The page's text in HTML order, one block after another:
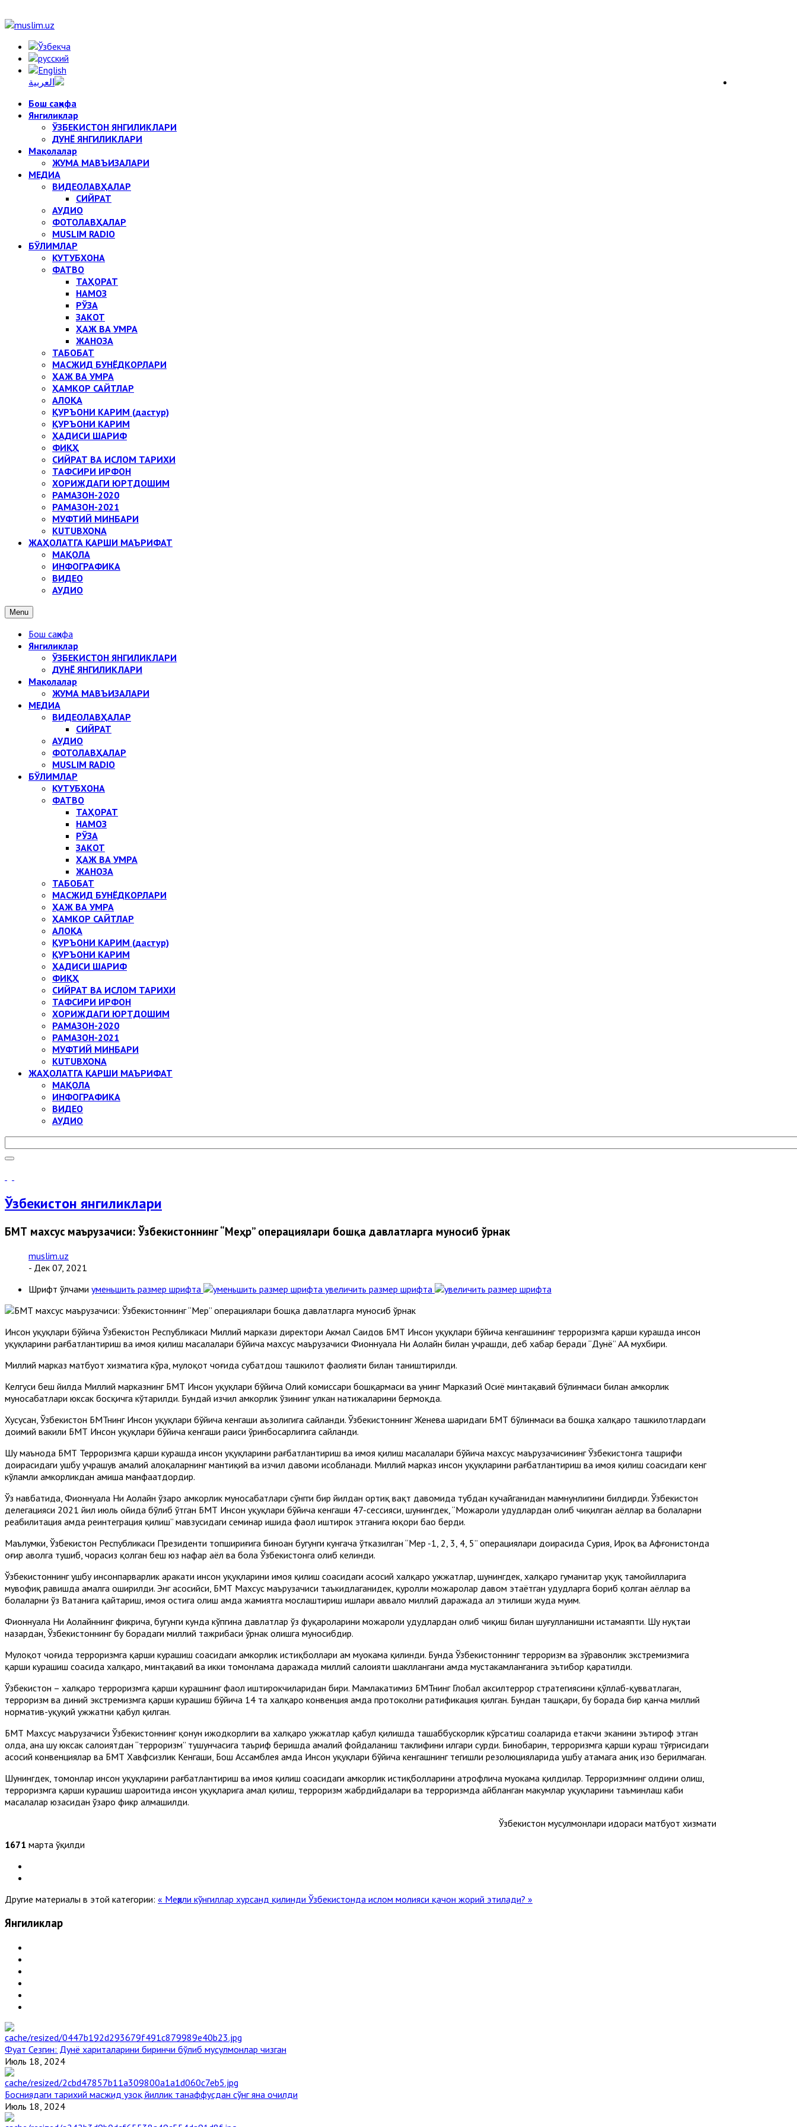
Бош саҳифа
Янгиликлар
ЎЗБЕКИСТОН ЯНГИЛИКЛАРИ
ДУНЁ ЯНГИЛИКЛАРИ
Мақолалар
ЖУМА МАВЪИЗАЛАРИ
МЕДИА
ВИДЕОЛАВҲАЛАР
СИЙРАТ
АУДИО
ФОТОЛАВҲАЛАР
MUSLIM RADIO
БЎЛИМЛАР
КУТУБХОНА
ФАТВО
ТАҲОРАТ
НАМОЗ
РЎЗА
ЗАКОТ
ҲАЖ ВА УМРА
ЖАНОЗА
ТАБОБАТ
МАСЖИД БУНЁДКОРЛАРИ
ҲАЖ ВА УМРА
ҲАМКОР САЙТЛАР
АЛОҚА
ҚУРЪОНИ КАРИМ (дастур)
ҚУРЪОНИ КАРИМ
ҲАДИСИ ШАРИФ
ФИҚҲ
СИЙРАТ ВА ИСЛОМ ТАРИХИ
ТАФСИРИ ИРФОН
ХОРИЖДАГИ ЮРТДОШИМ
РАМАЗОН-2020
РАМАЗОН-2021
МУФТИЙ МИНБАРИ
KUTUBXONA
ЖАҲОЛАТГА ҚАРШИ МАЪРИФАТ
МАҚОЛА
ИНФОГРАФИКА
ВИДЕО
АУДИО
Menu
Бош саҳифа
Янгиликлар
ЎЗБЕКИСТОН ЯНГИЛИКЛАРИ
ДУНЁ ЯНГИЛИКЛАРИ
Мақолалар
ЖУМА МАВЪИЗАЛАРИ
МЕДИА
ВИДЕОЛАВҲАЛАР
СИЙРАТ
АУДИО
ФОТОЛАВҲАЛАР
MUSLIM RADIO
БЎЛИМЛАР
КУТУБХОНА
ФАТВО
ТАҲОРАТ
НАМОЗ
РЎЗА
ЗАКОТ
ҲАЖ ВА УМРА
ЖАНОЗА
ТАБОБАТ
МАСЖИД БУНЁДКОРЛАРИ
ҲАЖ ВА УМРА
ҲАМКОР САЙТЛАР
АЛОҚА
ҚУРЪОНИ КАРИМ (дастур)
ҚУРЪОНИ КАРИМ
ҲАДИСИ ШАРИФ
ФИҚҲ
СИЙРАТ ВА ИСЛОМ ТАРИХИ
ТАФСИРИ ИРФОН
ХОРИЖДАГИ ЮРТДОШИМ
РАМАЗОН-2020
РАМАЗОН-2021
МУФТИЙ МИНБАРИ
KUTUBXONA
ЖАҲОЛАТГА ҚАРШИ МАЪРИФАТ
МАҚОЛА
ИНФОГРАФИКА
ВИДЕО
АУДИО
Ўзбекистон янгиликлари
БМТ махсус маърузачиси: Ўзбекистоннинг “Меҳр” операциялари бошқа давлатларга муносиб ўрнак
muslim.uz
- Дек 07, 2021
Шрифт ўлчами уменьшить размер шрифта увеличить размер шрифта
Инсон ҳуқуқлари бўйича Ўзбекистон Республикаси Миллий маркази директори Акмал Саидов БМТ Инсон ҳуқуқлари бўйича кенгашининг терроризмга қарши курашда инсон
ҳуқуқларини рағбатлантириш ва ҳимоя қилиш масалалари бўйича махсус маърузачиси Фионнуала Ни Аолайн билан учрашди, деб хабар беради “Дунё” АА мухбири.
Миллий марказ матбуот хизматига кўра, мулоқот чоғида суҳбатдош ташкилот фаолияти билан таништирилди.
Келгуси беш йилда Миллий марказнинг БМТ Инсон ҳуқуқлари бўйича Олий комиссари бошқармаси ва унинг Марказий Осиё минтақавий бўлинмаси билан ҳамкорлик
муносабатлари юксак босқичга кўтарилди. Бундай изчил ҳамкорлик ўзининг улкан натижаларини бермоқда.
Хусусан, Ўзбекистон БМТнинг Инсон ҳуқуқлари бўйича кенгаши аъзолигига сайланди. Ўзбекистоннинг Женева шаҳридаги БМТ бўлинмаси ва бошқа халқаро ташкилотлардаги
доимий вакили БМТ Инсон ҳуқуқлари бўйича кенгаши раиси ўринбосарлигига сайланди.
Шу маънода БМТ Терроризмга қарши курашда инсон ҳуқуқларини рағбатлантириш ва ҳимоя қилиш масалалари бўйича махсус маърузачисининг Ўзбекистонга ташрифи
доирасидаги ушбу учрашув амалий алоқаларнинг мантиқий ва изчил давоми ҳисобланади. Миллий марказ инсон ҳуқуқларини рағбатлантириш ва ҳимоя қилиш соҳасидаги кенг
кўламли ҳамкорликдан ҳамиша манфаатдордир.
Ўз навбатида, Фионнуала Ни Аолайн ўзаро ҳамкорлик муносабатлари сўнгги бир йилдан ортиқ вақт давомида тубдан кучайганидан мамнунлигини билдирди. Ўзбекистон
делегацияси 2021 йил июль ойида бўлиб ўтган БМТ Инсон ҳуқуқлари бўйича кенгаши 47-сессияси, шунингдек, “Можароли ҳудудлардан олиб чиқилган аёллар ва болаларни
реабилитация ҳамда реинтеграция қилиш” мавзусидаги семинар ишида фаол иштирок этганига юқори баҳо берди.
Маълумки, Ўзбекистон Республикаси Президенти топшириғига биноан бугунги кунгача ўтказилган “Меҳр -1, 2, 3, 4, 5” операциялари доирасида Сурия, Ироқ ва Афғонистонда
оғир аҳволга тушиб, чорасиз қолган беш юз нафар аёл ва бола Ўзбекистонга олиб келинди.
Ўзбекистоннинг ушбу инсонпарварлик ҳаракати инсон ҳуқуқларини ҳимоя қилиш соҳасидаги асосий халқаро ҳужжатлар, шунингдек, халқаро гуманитар ҳуқуқ тамойилларига
мувофиқ равишда амалга оширилди. Энг асосийси, БМТ Махсус маърузачиси таъкидлаганидек, қуролли можаролар давом этаётган ҳудудларга бориб қолган аёллар ва
болаларни ўз Ватанига қайтариш, ҳимоя остига олиш ҳамда жамиятга мослаштириш ишлари аввало миллий даражада ҳал этилиши жуда муҳим.
Фионнуала Ни Аолайннинг фикрича, бугунги кунда кўпгина давлатлар ўз фуқароларини можароли ҳудудлардан олиб чиқиш билан шуғулланишни истамаяпти. Шу нуқтаи
назардан, Ўзбекистоннинг бу борадаги миллий тажрибаси ўрнак олишга муносибдир.
Мулоқот чоғида терроризмга қарши курашиш соҳасидаги ҳамкорлик истиқболлари ҳам муҳокама қилинди. Бунда Ўзбекистоннинг терроризм ва зўравонлик экстремизмига
қарши курашиш соҳасида халқаро, минтақавий ва икки томонлама даражада миллий салоҳияти шакллангани ҳамда мустаҳкамланганига эътибор қаратилди.
Ўзбекистон – халқаро терроризмга қарши курашнинг фаол иштирокчиларидан бири. Мамлакатимиз БМТнинг Глобал аксилтеррор стратегиясини қўллаб-қувватлаган,
терроризм ва диний экстремизмга қарши курашиш бўйича 14 та халқаро конвенция ҳамда протоколни ратификация қилган. Бундан ташқари, бу борада бир қанча миллий
норматив-ҳуқуқий ҳужжатни қабул қилган.
БМТ Махсус маърузачиси Ўзбекистоннинг қонун ижодкорлиги ва халқаро ҳужжатлар қабул қилишда ташаббускорлик кўрсатиш соҳаларида етакчи эканини эътироф этган
ҳолда, ана шу юксак салоҳиятдан “терроризм” тушунчасига таъриф беришда амалий фойдаланиш таклифини илгари сурди. Бинобарин, терроризмга қарши кураш тўғрисидаги
асосий конвенциялар ва БМТ Хавфсизлик Кенгаши, Бош Ассамблея ҳамда Инсон ҳуқуқлари бўйича кенгашнинг тегишли резолюцияларида ушбу атамага аниқ изоҳ берилмаган.
Шунингдек, томонлар инсон ҳуқуқларини рағбатлантириш ва ҳимоя қилиш соҳасидаги ҳамкорлик истиқболларини атрофлича муҳокама қилдилар. Терроризмнинг олдини олиш,
терроризмга қарши курашиш шароитида инсон ҳуқуқларига амал қилиш, терроризм жабрдийдалари ва терроризмда айбланган маҳкумлар ҳуқуқларини таъминлаш каби
масалалар юзасидан ўзаро фикр алмашилди.
Ўзбекистон мусулмонлари идораси матбуот хизмати
1671 марта ўқилди
Другие материалы в этой категории: « Меҳрли кўнгиллар хурсанд қилинди Ўзбекистонда ислом молияси қачон жорий этилади? »
Янгиликлар
Фуат Сезгин: Дунё хариталарини биринчи бўлиб мусулмонлар чизган
Июль 18, 2024
Босниядаги тарихий масжид узоқ йиллик танаффусдан сўнг яна очилди
Июль 18, 2024